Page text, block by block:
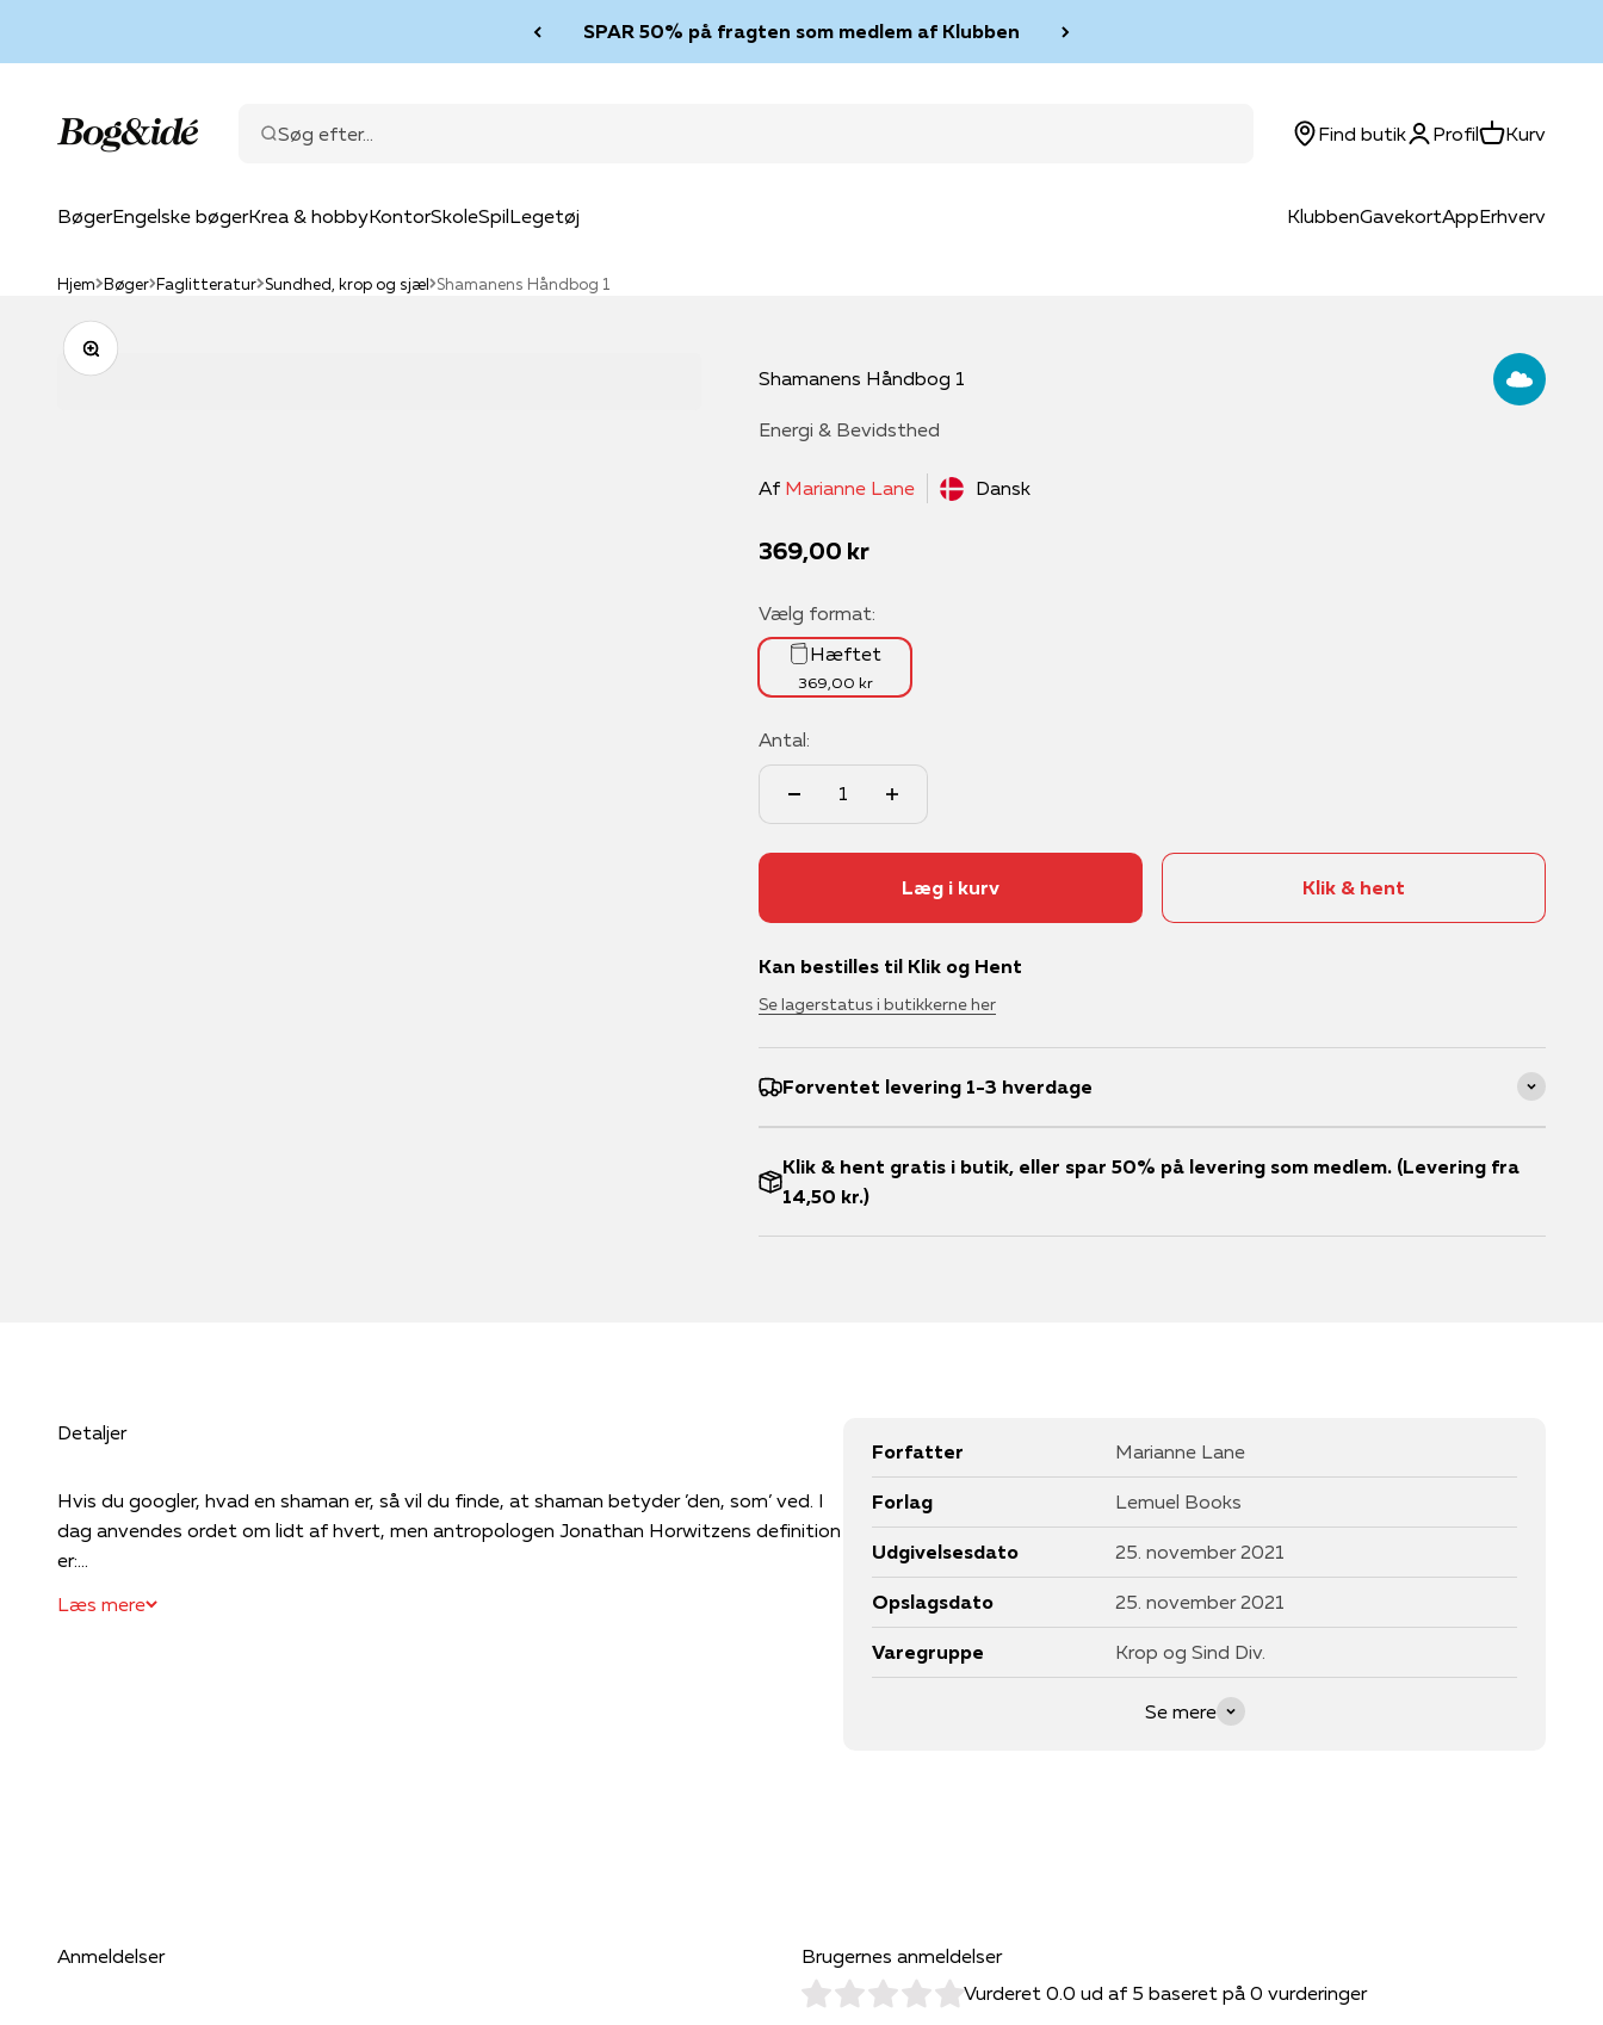
SPAR 50% på fragten som medlem af Klubben
BøgerEngelske bøgerKrea & hobbyKontorSkoleSpilLegetøj KlubbenGavekortAppErhverv
Søg efter...
Bog & idé Find butikLog ind
ProfilKurvKurv
Hjem Bøger Faglitteratur Sundhed, krop og sjæl Shamanens Håndbog 1
Zoom
Shamanens Håndbog 1
Energi & Bevidsthed
Af Marianne Lane Dansk
Salgspris
369,00 kr
Vælg format:
Hæftet
369,00 kr
Antal:
Læg i kurv Klik & hent
Kan bestilles til Klik og Hent
Se lagerstatus i butikkerne her
Forventet levering 1-3 hverdage
Klik & hent gratis i butik, eller spar 50% på levering som medlem. (Levering fra
14,50 kr.)
Detaljer
Hvis du googler, hvad en shaman er, så vil du finde, at shaman betyder ’den, som’ ved. I
dag anvendes ordet om lidt af hvert, men antropologen Jonathan Horwitzens definition
er:...
Læs mere
Forfatter Marianne Lane
Forlag Lemuel Books
Udgivelsesdato 25. november 2021
Opslagsdato 25. november 2021
Varegruppe Krop og Sind Div.
Se mere
Anmeldelser
Brugernes anmeldelser
Vurderet 0.0 ud af 5 baseret på 0 vurderinger